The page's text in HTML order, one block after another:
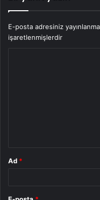
E-posta adresiniz
işaretlenmişlerdir
Ad *